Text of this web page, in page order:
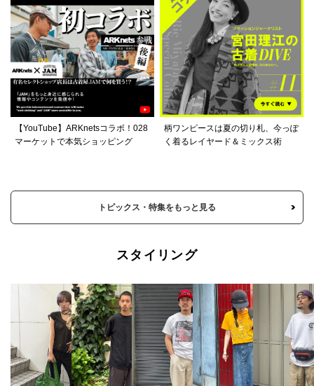
【YouTube】ARKnetsコラボ！028
マーケットで本気ショッピング
柄ワンピースは夏の切り札、今っぽ
く着るレイヤード＆ミックス術
トピックス・特集をもっと見る
スタイリング